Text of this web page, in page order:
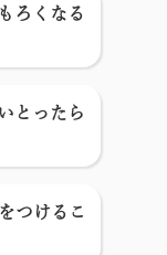
ろくなる
とったら
つけるこ